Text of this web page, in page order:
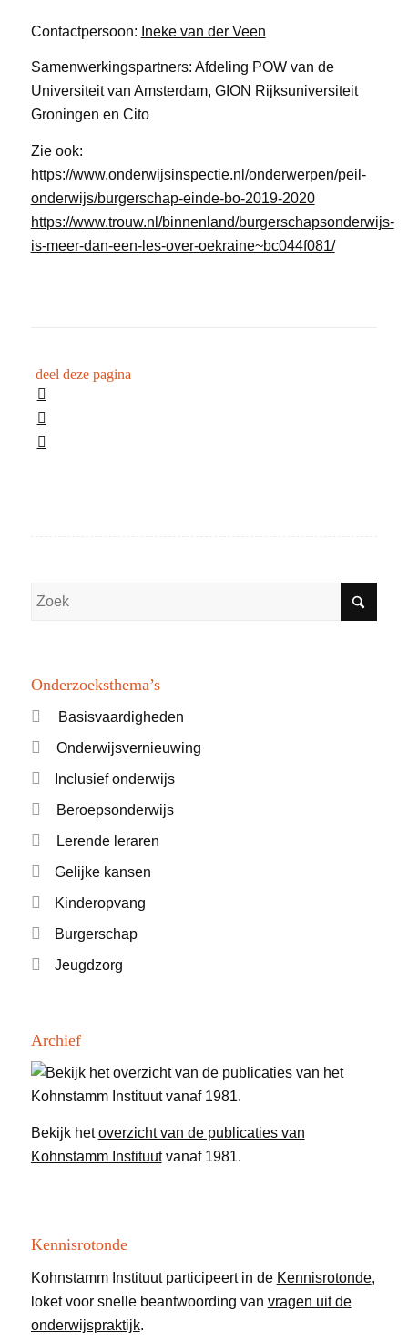
Contactpersoon: Ineke van der Veen
Samenwerkingspartners: Afdeling POW van de
Universiteit van Amsterdam, GION Rijksuniversiteit
Groningen en Cito
Zie ook:
https://www.onderwijsinspectie.nl/onderwerpen/peil-
onderwijs/burgerschap-einde-bo-2019-2020
https://www.trouw.nl/binnenland/burgerschapsonderwijs-
is-meer-dan-een-les-over-oekraine~bc044f081/
deel deze pagina
Onderzoeksthema’s
Basisvaardigheden
Onderwijsvernieuwing
Inclusief onderwijs
Beroepsonderwijs
Lerende leraren
Gelijke kansen
Kinderopvang
Burgerschap
Jeugdzorg
Archief
Bekijk hetoverzicht van de publicaties van
Kohnstamm Instituutvanaf 1981.
Kennisrotonde
Kohnstamm Instituut participeert in de Kennisrotonde,
loket voor snelle beantwoording van vragen uit de
onderwijspraktijk.